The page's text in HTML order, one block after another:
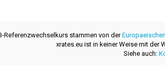
Referenzwechselkurs stammen von der
xrates.eu ist in keiner Weise mit der
Siehe auch: